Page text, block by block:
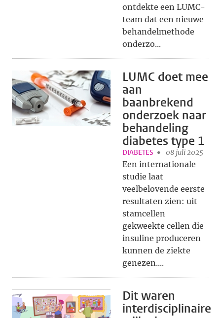
ontdekte een LUMC-
team dat een nieuwe
behandelmethode
onderzo...
LUMC doet mee
aan
baanbrekend
onderzoek naar
behandeling
diabetes type 1
DIABETES 08 juli 2025
Een internationale
studie laat
veelbelovende eerste
resultaten zien: uit
stamcellen
gekweekte cellen die
insuline produceren
kunnen de ziekte
genezen....
Dit waren
interdisciplinaire